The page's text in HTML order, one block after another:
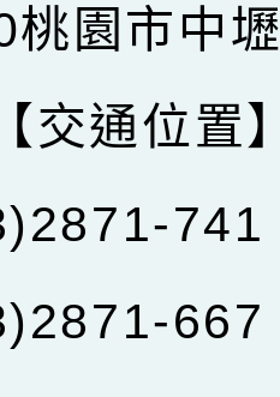
桃園市中
【交通位置
741
667